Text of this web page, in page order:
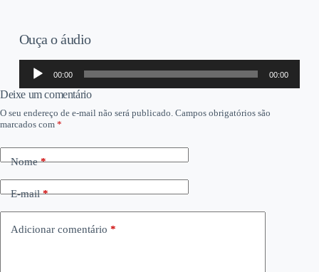
Ouça o áudio
Tocador
áudio
00:00 00:00
Deixe um comentário
O seu endereço de e-mail não será publicado. Campos obrigatórios são
marcados com *
Nome*
E-mail*
Adicionar comentário *